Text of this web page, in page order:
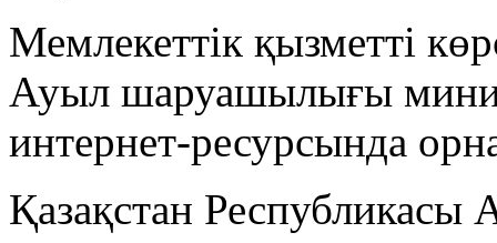
Мемлекеттік қызметті
Ауыл шаруашылығы
интернет-ресурсында
Қазақстан